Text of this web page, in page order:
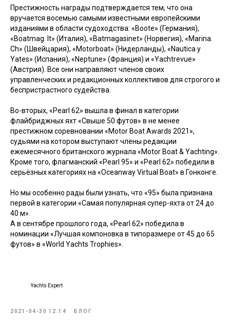
Престижность награды подтверждается тем, что она
вручается восемью самыми известными европейскими
изданиями в области судоходства: «Boote» (Германия),
«Boatmag. It» (Италия), «Batmagasinet» (Норвегия), «Marina.
Ch» (Швейцария), «Motorboat» (Нидерланды), «Nautica y
Yates» (Испания), «Neptune» (Франция) и «Yachtrevue»
(Австрия). Все они направляют членов своих
управленческих и редакционных коллективов для строгого и
беспристрастного судейства.
Во-вторых, «Pearl 62» вышла в финал в категории
флайбриджных яхт «Свыше 50 футов» в не менее
престижном соревновании «Motor Boat Awards 2021»,
судьями на котором выступают члены редакции
ежемесячного британского журнала «Motor Boat & Yachting».
Кроме того, флагманский «Pearl 95» и «Pearl 62» победили в
серьёзных категориях на «Oceanway Virtual Boat» в Гонконге.
Но мы особенно рады были узнать, что «95» была признана
первой в категории «Самая популярная супер-яхта от 24 до
40 м».
А в сентябре прошлого года, «Pearl 62» победила в
номинации «Лучшая компоновка в типоразмере от 45 до 65
футов» в «World Yachts Trophies».
Yachts Expert
2021-04-30 12:14 БЛОГ